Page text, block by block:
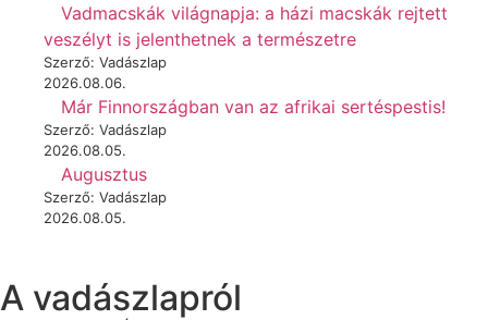
Vadmacskák világnapja: a házi macskák rejtett
veszélyt is jelenthetnek a természetre
Szerző: Vadászlap
2026.08.06.
Már Finnországban van az afrikai sertéspestis!
Szerző: Vadászlap
2026.08.05.
Augusztus
Szerző: Vadászlap
2026.08.05.
A vadászlapról